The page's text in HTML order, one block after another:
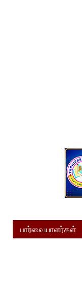
பார்வையாளர்கள்